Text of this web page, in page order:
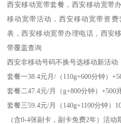
西安移动宽带套餐，西安移动宽带
移动宽带活动，西安移动宽带资
表，西安移动宽带办理电话，西安
带覆盖查询
西安非移动号码不换号选移动新活动
套餐一38.4元月/（110g+600分钟）
套餐二47.4元/月（g+800分钟）+500
套餐三59.4元/月（140g+1100分钟）
（含0-4张副卡，副卡免费2年）活